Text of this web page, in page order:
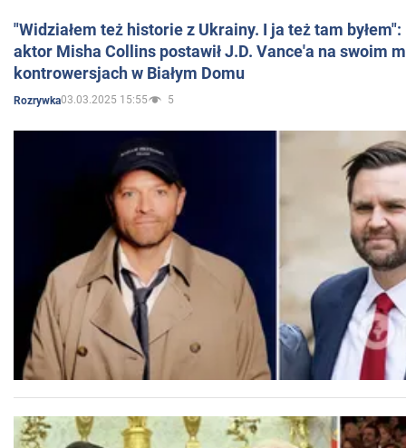
"Widziałem też historie z Ukrainy. I ja też tam
aktor Misha Collins postawił J.D. Vance'a na swoim
kontrowersjach w Białym Domu
Rozrywka03.03.2025 15:55 5